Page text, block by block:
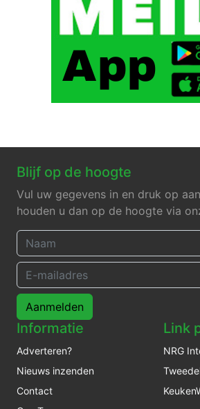
Blijf op de hoogte
Vul uw gegevens in en druk op
houden u dan op de hoogte via
Aanmelden
Informatie
Adverteren?
Nieuws inzenden
Contact
Link
NRG